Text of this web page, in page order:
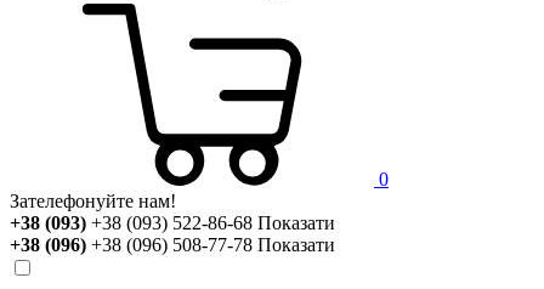
0
Зателефонуйте нам!
+38 (093) +38 (093) 522-86-68 Показати
+38 (096) +38 (096) 508-77-78 Показати